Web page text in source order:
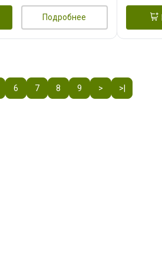
Подробнее
6 7 8 9 > >|